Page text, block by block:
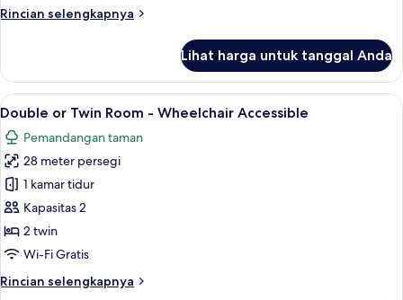
Jacuzzi
Rincian selengkapnya
Rincian
Double
Sea
view
outdoor
Jacuzzi
18+
Lihat harga untuk tanggal Anda
Lihat
semua
foto
untuk
Double
or
Twin
Room
Wheelchair
Minibar, brankas, meja kerja, dan
15
Double or Twin Room - Wheelchair Accessible
Pemandangan taman
28 meter persegi
1 kamar tidur
Kapasitas 2
2 twin
Wi-Fi Gratis
Rincian selengkapnya
Rincian